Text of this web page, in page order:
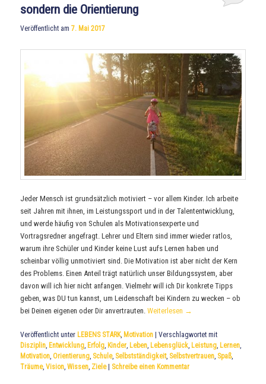
sondern die Orientierung
Veröffentlicht am7. Mai 2017
Jeder Mensch ist grundsätzlich motiviert – vor allem Kinder. Ich arbeite
seit Jahren mit ihnen, im Leistungssport und in der Talententwicklung,
und werde häufig von Schulen als Motivationsexperte und
Vortragsredner angefragt. Lehrer und Eltern sind immer wieder ratlos,
warum ihre Schüler und Kinder keine Lust aufs Lernen haben und
scheinbar völlig unmotiviert sind. Die Motivation ist aber nicht der Kern
des Problems. Einen Anteil trägt natürlich unser Bildungssystem, aber
davon will ich hier nicht anfangen. Vielmehr will ich Dir konkrete Tipps
geben, was DU tun kannst, um Leidenschaft bei Kindern zu wecken – ob
bei Deinen eigenen oder Dir anvertrauten.Weiterlesen →
Veröffentlicht unter LEBENS STARK, Motivation |Verschlagwortet mit
Disziplin, Entwicklung, Erfolg, Kinder, Leben, Lebensglück, Leistung, Lernen,
Motivation,Orientierung, Schule, Selbstständigkeit, Selbstvertrauen, Spaß,
Träume,Vision,Wissen, Ziele Schreibe einen Kommentar